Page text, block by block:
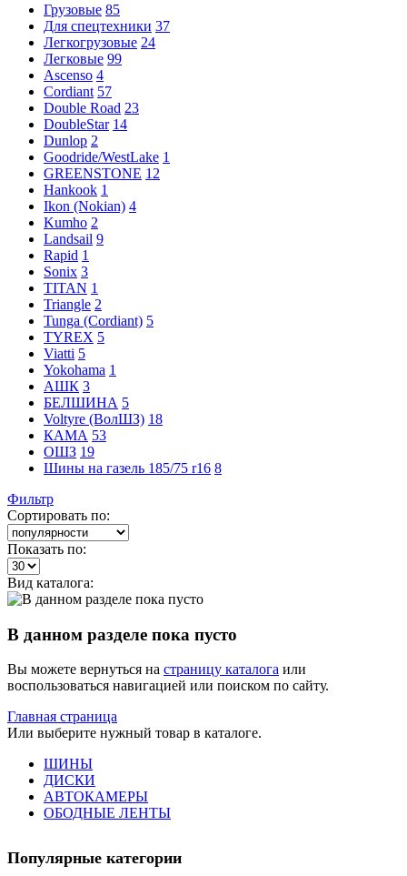
Грузовые 85
Для спецтехники 37
Легкогрузовые 24
Легковые 99
Ascenso 4
Cordiant 57
Double Road 23
DoubleStar 14
Dunlop 2
Goodride/WestLake 1
GREENSTONE 12
Hankook 1
Ikon (Nokian) 4
Kumho 2
Landsail 9
Rapid 1
Sonix 3
TITAN 1
Triangle 2
Tunga (Cordiant) 5
TYREX 5
Viatti 5
Yokohama 1
АШК 3
БЕЛШИНА 5
Voltyre (ВолШЗ) 18
КАМА 53
ОШЗ 19
Шины на газель 185/75 r16 8
Фильтр
Сортировать по:
Показать по:
Вид каталога:
В данном разделе пока пусто
Вы можете вернуться на страницу каталога или
воспользоваться навигацией или поиском по сайту.
Главная страница
Или выберите нужный товар в каталоге.
ШИНЫ
ДИСКИ
АВТОКАМЕРЫ
ОБОДНЫЕ ЛЕНТЫ
Популярные категории